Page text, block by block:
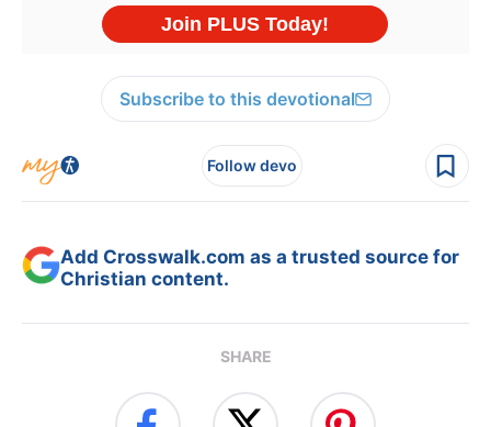
Subscribe to this devotional
Follow devo
Add Crosswalk.com as a trusted source for
Christian content.
SHARE